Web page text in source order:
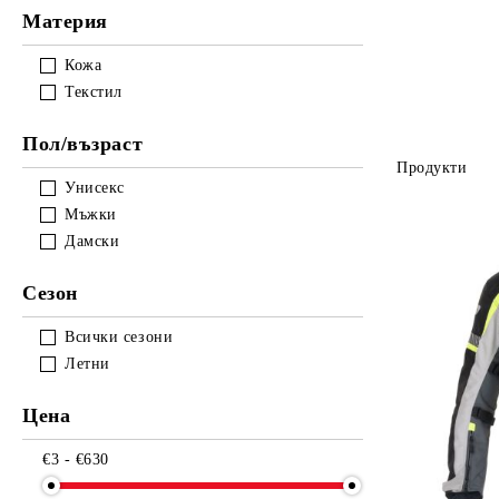
Материя
Кожа
Текстил
Пол/възраст
Унисекс
Мъжки
Дамски
Сезон
Всички сезони
Летни
Цена
€3 - €630
Продукти